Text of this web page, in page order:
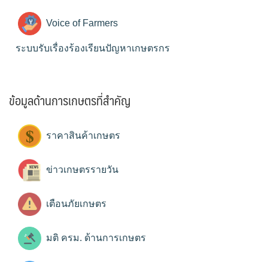
Voice of Farmers
ระบบรับเรื่องร้องเรียนปัญหาเกษตรกร
ข้อมูลด้านการเกษตรที่สำคัญ
ราคาสินค้าเกษตร
ข่าวเกษตรรายวัน
เตือนภัยเกษตร
มติ ครม. ด้านการเกษตร